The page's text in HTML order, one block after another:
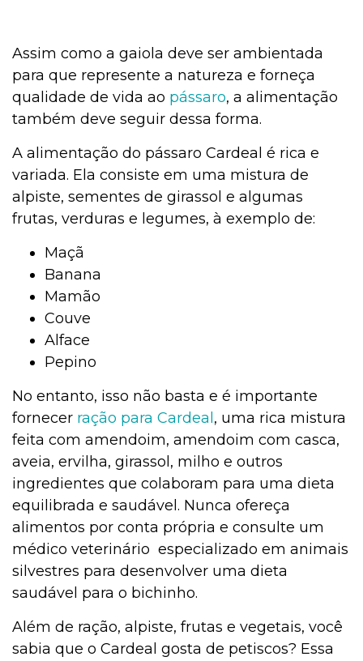
Assim como a gaiola deve ser ambientada
para que represente a natureza e forneça
qualidade de vida ao pássaro, a alimentação
também deve seguir dessa forma.
A alimentação do pássaro Cardeal é rica e
variada. Ela consiste em uma mistura de
alpiste, sementes de girassol e algumas
frutas, verduras e legumes, à exemplo de:
Maçã
Banana
Mamão
Couve
Alface
Pepino
No entanto, isso não basta e é importante
fornecer ração para Cardeal , uma rica mistura
feita com amendoim, amendoim com casca,
aveia, ervilha, girassol, milho e outros
ingredientes que colaboram para uma dieta
equilibrada e saudável. Nunca ofereça
alimentos por conta própria e consulte um
médico veterinário especializado em animais
silvestres para desenvolver uma dieta
saudável para o bichinho.
Além de ração, alpiste, frutas e vegetais, você
sabia que o Cardeal gosta de petiscos? Essa